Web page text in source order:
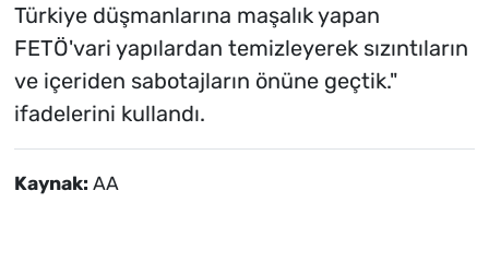
Türkiye düşmanlarına maşalık yapan
FETÖ'vari yapılardan temizleyerek sızıntıların
ve içeriden sabotajların önüne geçtik."
ifadelerini kullandı.
Kaynak: AA